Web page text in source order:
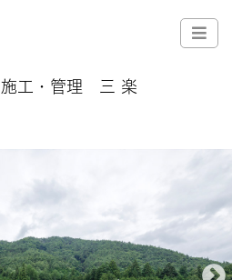
施工・管理 三 楽